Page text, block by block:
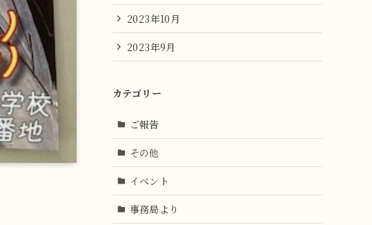
2023年10月
2023年9月
カテゴリー
ご報告
その他
イベント
事務局より